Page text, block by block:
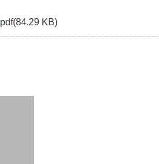
pdf(84.29 KB)